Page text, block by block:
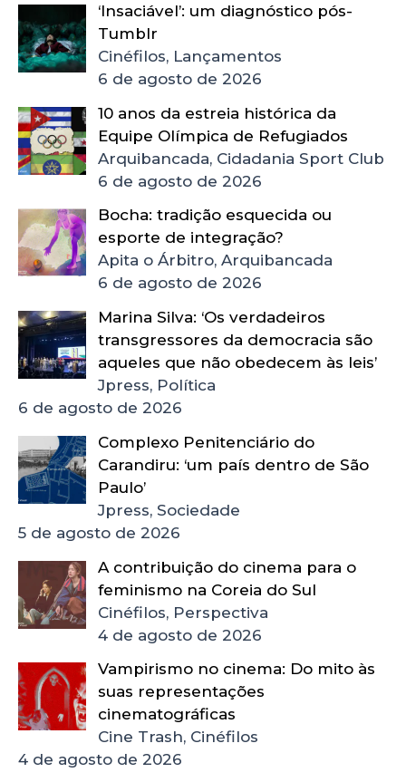
‘Insaciável’: um diagnóstico pós-
Tumblr
Cinéfilos, Lançamentos
6 de agosto de 2026
10 anos da estreia histórica da
Equipe Olímpica de Refugiados
Arquibancada, Cidadania Sport Club
6 de agosto de 2026
Bocha: tradição esquecida ou
esporte de integração?
Apita o Árbitro, Arquibancada
6 de agosto de 2026
Marina Silva: ‘Os verdadeiros
transgressores da democracia são
aqueles que não obedecem às leis’
Jpress, Política
6 de agosto de 2026
Complexo Penitenciário do
Carandiru: ‘um país dentro de São
Paulo’
Jpress, Sociedade
5 de agosto de 2026
A contribuição do cinema para o
feminismo na Coreia do Sul
Cinéfilos, Perspectiva
4 de agosto de 2026
Vampirismo no cinema: Do mito às
suas representações
cinematográficas
Cine Trash, Cinéfilos
4 de agosto de 2026